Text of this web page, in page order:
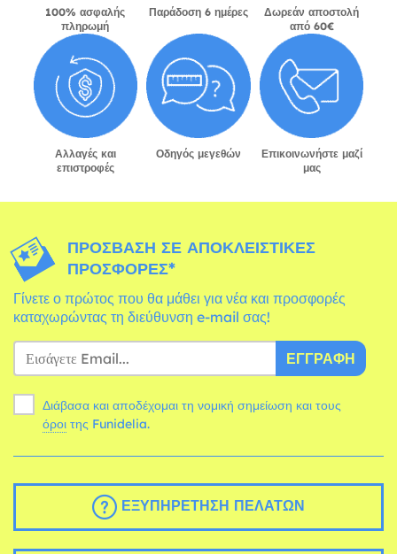
100% ασφαλής
πληρωμή
Παράδοση 6 ημέρες
Δωρεάν αποστολή
από 60€
Αλλαγές και
επιστροφές
Οδηγός μεγεθών
Επικοινωνήστε μαζί
μας
ΠΡΌΣΒΑΣΗ ΣΕ ΑΠΟΚΛΕΙΣΤΙΚΈΣ
ΠΡΟΣΦΟΡΈΣ*
Γίνετε ο πρώτος που θα μάθει για νέα και προσφορές
καταχωρώντας τη διεύθυνση e-mail σας!
ΕΓΓΡΑΦΉ
Διάβασα και αποδέχομαι τη νομική σημείωση και τους
όροι της Funidelia.
ΕΞΥΠΗΡΈΤΗΣΗ ΠΕΛΑΤΏΝ